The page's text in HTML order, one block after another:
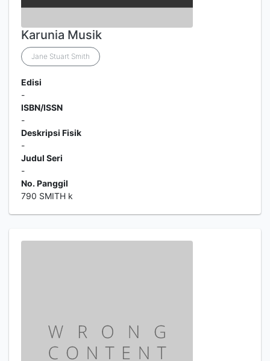
Karunia Musik
Jane Stuart Smith
Edisi
-
ISBN/ISSN
-
Deskripsi Fisik
-
Judul Seri
-
No. Panggil
790 SMITH k